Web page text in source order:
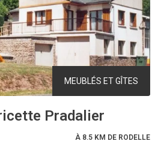
MEUBLÉS ET GÎTES
Pradalier
À 8.5 KM DE RODELLE